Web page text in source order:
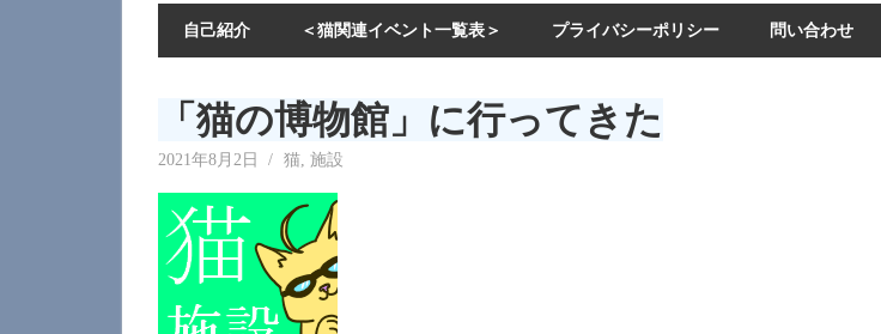
自己紹介 ＜猫関連イベント一覧表＞ プライバシーポリシー 問い合わせ
「猫の博物館」に行ってきた
2021年8月2日 neecat
猫, 施設